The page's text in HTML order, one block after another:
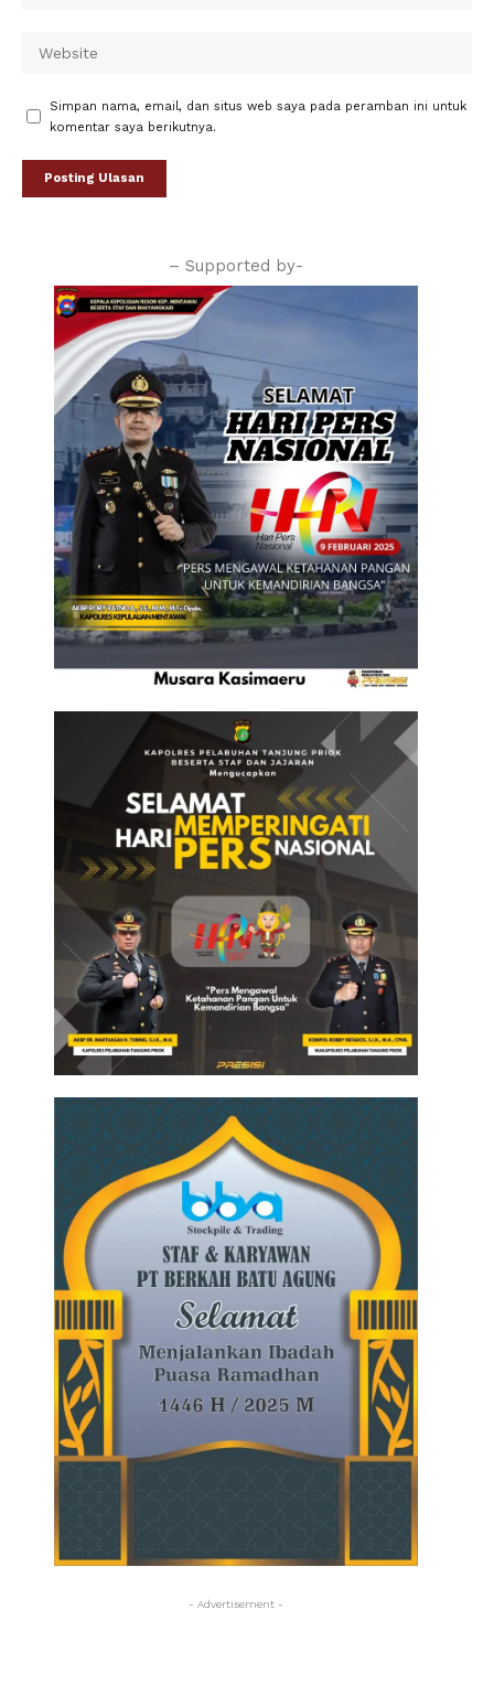
Simpan nama, email, dan situs web saya pada peramban ini untuk
komentar saya berikutnya.
– Supported by-
- Advertisement -